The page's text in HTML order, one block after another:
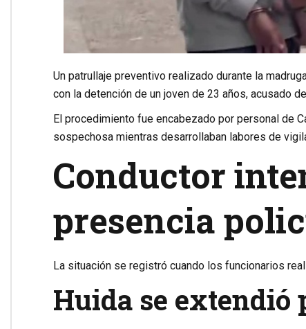
Un patrullaje preventivo realizado durante la
con la detención de un joven de 23 años, acusado
El procedimiento fue encabezado por personal de
sospechosa mientras desarrollaban labores de
Conductor
presencia
La situación se registró cuando los funcionarios
Huida se extendió